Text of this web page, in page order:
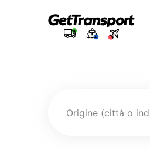
Origine (città o